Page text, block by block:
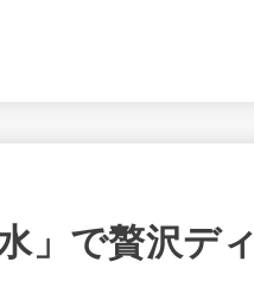
」で贅沢ディ